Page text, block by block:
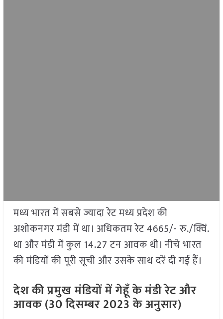
मध्य भारत में सबसे ज्यादा रेट मध्य प्रदेश की
अशोकनगर मंडी में था। अधिकतम रेट 4665/- रु./क्विं.
था और मंडी में कुल 14.27 टन आवक थी। नीचे भारत
की मंडियों की पूरी सूची और उसके साथ दरें दी गई हैं।
देश की प्रमुख मंडियों में गेहूँ के मंडी रेट और
आवक (30 दिसम्बर 2023 के अनुसार)